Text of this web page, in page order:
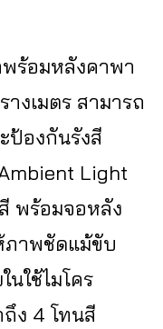
ร้อมหลังคาพา
งเมตร สามารถ
ป้องกันรังสี
Light
พร้อมจอหลัง
ภาพชัดแม้ขับ
ใช้ไมโคร
ง 4 โทนสี